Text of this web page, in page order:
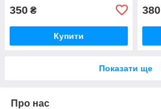
350 ₴
Купити
380
Показати ще
Про нас